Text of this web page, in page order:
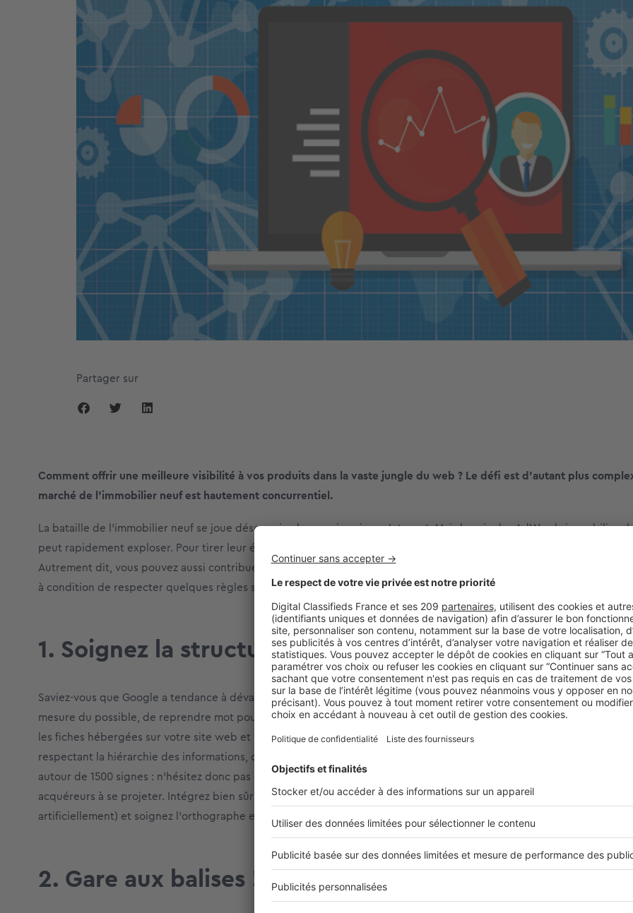
Partager sur
Comment offrir une meilleure visibilité à vos produits dans la vaste jungle du web ? Le défi est d’autant plus
marché de l’immobilier neuf est hautement concurrentiel.
La bataille de l’immobilier neuf se joue désormais plus que jamais sur Internet. Mais le prix des AdWords immobiliers
peut rapidement exploser. Pour tirer leur épingle du jeu, les promoteurs doivent donc trouver le bon équilibre entre
Autrement dit, vous pouvez aussi contribuer à améliorer le référencement naturel de vos programmes, sans mettre la
à condition de respecter quelques règles simples.
1. Soignez la structure et le contenu de vos fiches
Saviez-vous que Google a tendance à dévaloriser les contenus dupliqués dans ses résultats de recherche ? Evitez
mesure du possible, de reprendre mot pour mot le contenu de vos programmes sur plusieurs supports. Rédigez un
les fiches hébergées sur votre site web et un autre pour votre annonce SeLogerNeuf. Travaillez sur une identité
respectant la hiérarchie des informations, des plus importantes aux plus anecdotiques. Un texte idéal en termes de
autour de 1500 signes : n’hésitez donc pas à être volubile et à multiplier les adjectifs descriptifs et différenciants qui
acquéreurs à se projeter. Intégrez bien sûr les mots clés liés aux dispositifs de défiscalisation (sans pour autant les
artificiellement) et soignez l’orthographe et la syntaxe.
2. Gare aux balises !